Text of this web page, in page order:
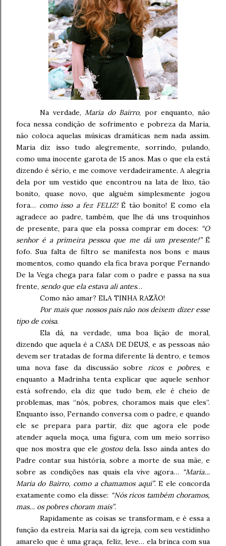
Na verdade,Maria do Bairro, por enquanto, não
foca nessa condição de sofrimento e pobreza da Maria,
não coloca aquelas músicas dramáticas nem nada assim.
Maria diz isso tudo alegremente, sorrindo, pulando,
como uma inocente garota de 15 anos. Mas o que ela está
dizendo é sério, e me comove verdadeiramente. A alegria
dela por um vestido que encontrou na lata de lixo, tão
bonito, quase novo, que alguém simplesmente jogou
fora… como isso a fez FELIZ!É tão bonito! E como ela
agradece ao padre, também, que lhe dá uns troquinhos
de presente, para que ela possa comprar em doces: “O
senhor é a primeira pessoa que me dá um presente!”É
fofo. Sua falta de filtro se manifesta nos bons e maus
momentos, como quando ela fica brava porque Fernando
De la Vega chega para falar com o padre e passa na sua
frente, sendo que ela estava ali antes…
Como não amar? ELA TINHA RAZÃO!
Por mais que nossos pais não nos deixem dizer esse
tipo de coisa.
Ela dá, na verdade, uma boa lição de moral,
dizendo que aquela é a CASA DE DEUS, e as pessoas não
devem ser tratadas de forma diferente lá dentro, e temos
uma nova fase da discussão sobre ricose pobres, e
enquanto a Madrinha tenta explicar que aquele senhor
está sofrendo, ela diz que tudo bem, ele é cheio de
problemas, mas “nós, pobres, choramos mais que eles”.
Enquanto isso, Fernando conversa com o padre, e quando
ele se prepara para partir, diz que agora ele pode
atender aquela moça, uma figura, com um meio sorriso
que nos mostra que ele gostoudela. Isso ainda antes do
Padre contar sua história, sobre a morte de sua mãe, e
sobre as condições nas quais ela vive agora… “Maria…
Maria do Bairro, como a chamamos aqui”. E ele concorda
exatamente como ela disse: “Nós ricos também choramos,
mas… os pobres choram mais”.
Rapidamente as coisas se transformam, e é essa a
função da estreia. Maria sai da igreja, com seu vestidinho
amarelo que é uma graça, feliz, leve… ela brinca com sua